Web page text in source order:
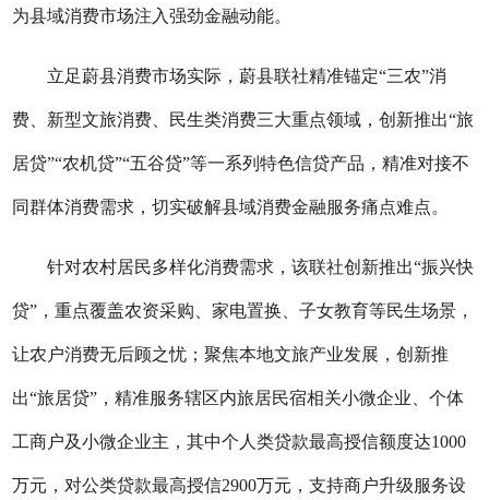
为县域消费市场注入强劲金融动能。
立足蔚县消费市场实际，蔚县联社精准锚定“三农”消
费、新型文旅消费、民生类消费三大重点领域，创新推出“旅
居贷”“农机贷”“五谷贷”等一系列特色信贷产品，精准对接不
同群体消费需求，切实破解县域消费金融服务痛点难点。
针对农村居民多样化消费需求，该联社创新推出“振兴快
贷”，重点覆盖农资采购、家电置换、子女教育等民生场景，
让农户消费无后顾之忧；聚焦本地文旅产业发展，创新推
出“旅居贷”，精准服务辖区内旅居民宿相关小微企业、个体
工商户及小微企业主，其中个人类贷款最高授信额度达1000
万元，对公类贷款最高授信2900万元，支持商户升级服务设